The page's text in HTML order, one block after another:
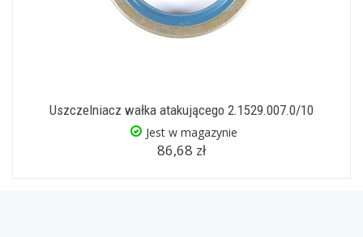
Uszczelniacz wałka atakującego 2.1529.007.0/10
Jest w magazynie
86,68 zł